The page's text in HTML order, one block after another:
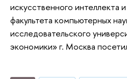
искусственного интеллекта
факультета компьютерных
исследовательского
экономики» г. Москва